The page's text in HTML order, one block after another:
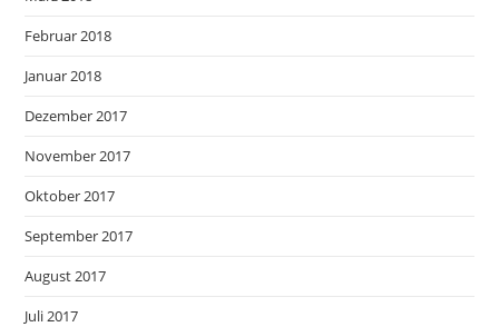
Februar 2018
Januar 2018
Dezember 2017
November 2017
Oktober 2017
September 2017
August 2017
Juli 2017